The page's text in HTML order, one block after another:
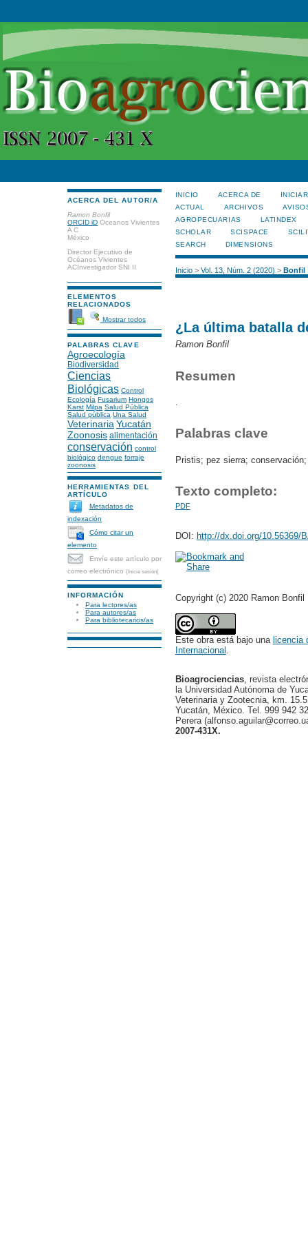
ACERCA DEL AUTOR/A
Ramon Bonfil
ORCID iD Oceanos Vivientes
A C
México
Director Ejecutivo de
Océanos Vivientes
ACInvestigador SNI II
ELEMENTOS
RELACIONADOS
Mostrar todos
PALABRAS CLAVE
Agroecología
Biodiversidad
Ciencias
Biológicas Control
Ecología Fusarium Hongos
Karst Milpa Salud Pública
Salud pública Una Salud
Veterinaria Yucatán
Zoonosis alimentación
conservación control
biológico dengue forraje
zoonosis
HERRAMIENTAS DEL
ARTÍCULO
Metadatos de
indexación
Cómo citar un
elemento
Envíe este artículo por
correo electrónico (Inicie sesión)
INFORMACIÓN
Para lectores/as
Para autores/as
Para bibliotecarios/as
INICIO ACERCA DE
ACTUAL
ARCHIVOS
AGROPECUARIAS
LATINDEX
SCHOLAR
SCISPACE
SEARCH
DIMENSIONS
Inicio> Vol. 13, Núm. 2 (2020) > Bonfil
¿La última batalla
Ramon Bonfil
Resumen
Palabras clave
Pristis; pez sierra;
Texto completo:
PDF
DOI: http://dx.doi.org/10.56369/
Copyright (c) 2020 Ramon Bonfil
Este obra está bajo una licencia
Internacional .
Bioagrociencias, revista
la Universidad Autónoma de
Veterinaria y Zootecnia, km.
Yucatán, México. Tel. 999 942
Perera
2007-431X.